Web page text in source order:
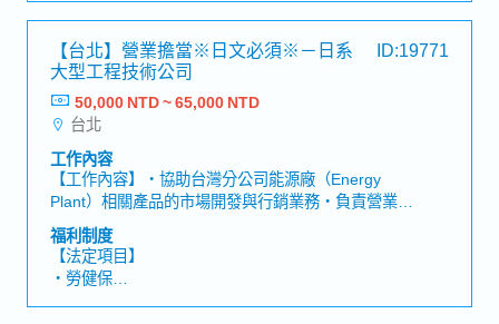
交給業主。【職缺魅力】・參與大型發電廠專案建
設，透過專案執行，實際支持台灣電力基礎建設發
展，工作成果具明確社會價值與影響力・可直接參與
設備品質管理作業，深入了解品管工作對工程進度及
專案成果之影響，親身體會自身工作與專案推動成果
間的連結・擔任品管團隊之間的重要溝通窗口，直接
參與跨國協作與決策執行・與現場工程團隊、供應商
及日本總公司等多方關係人密切合作，累積專案協調
與溝通管理能力
・各種休假（特別休假、婚假、喪假、生理假、產檢
假、陪產假、產假、育嬰假）
・退休金
【公司福利】
・獎金 (年中/年終) *6月12月分發，過往平均約2個月
・員工健康檢查津貼
・伙食津貼 (含在薪資內)
・通勤津貼
【台北】營業擔當※日文必須※－日系
大型工程技術公司
ID:19771
50,000 NTD ~ 65,000 NTD
台北
工作內容
【工作內容】・協助台灣分公司能源廠（Energy
Plant）相關產品的市場開發與行銷業務・負責營業案
件的資訊蒐集、後續追蹤及進度管理・協助台灣分公
司總經理的業務工作（包括口譯、陪同拜訪客戶、餐
敘及國內外出差等）・負責既有及新客戶、合作廠商
（包含分包商、供應商及合作夥伴）的會議安排、拜
訪、關係維護與深化合作・協助日本總公司出差人員
福利制度
【法定項目】
・勞健保